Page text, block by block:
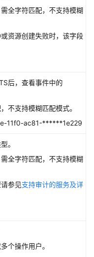
全字符匹配，不支持模糊
资源创建失败时，该字段
后，查看事件中的
不支持模糊匹配模式。
11f0-ac81-******1e229
。
全字符匹配，不支持模糊
参见支持审计的服务及详
个操作用户。